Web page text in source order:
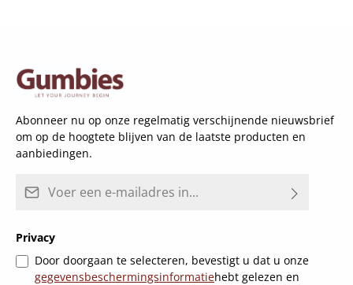
Abonneer nu op onze regelmatig verschijnende nieuwsbrief
om op de hoogtete blijven van de laatste producten en
aanbiedingen.
Privacy
Door doorgaan te selecteren, bevestigt u dat u onze
gegevensbeschermingsinformatiehebt gelezen en